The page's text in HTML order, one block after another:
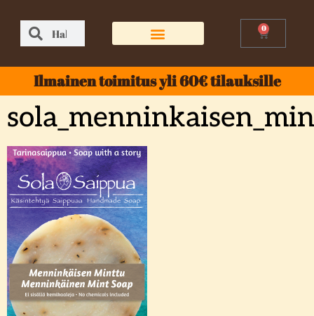
0
Ilmainen toimitus yli 60€ tilauksille